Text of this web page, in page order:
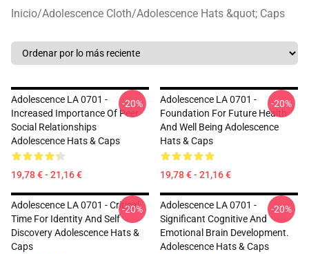
Inicio/Adolescence Cloth/Adolescence Hats &quot; Caps
Adolescence LA 0701 -
Increased Importance Of Peer
Social Relationships
Adolescence Hats & Caps
19,78 € - 21,16 €
-20%
Adolescence LA 0701 -
Foundation For Future Health
And Well Being Adolescence
Hats & Caps
19,78 € - 21,16 €
-20%
Adolescence LA 0701 - Critical
Time For Identity And Self
Discovery Adolescence Hats &
Caps
-20%
Adolescence LA 0701 -
Significant Cognitive And
Emotional Brain Development.
Adolescence Hats & Caps
-20%